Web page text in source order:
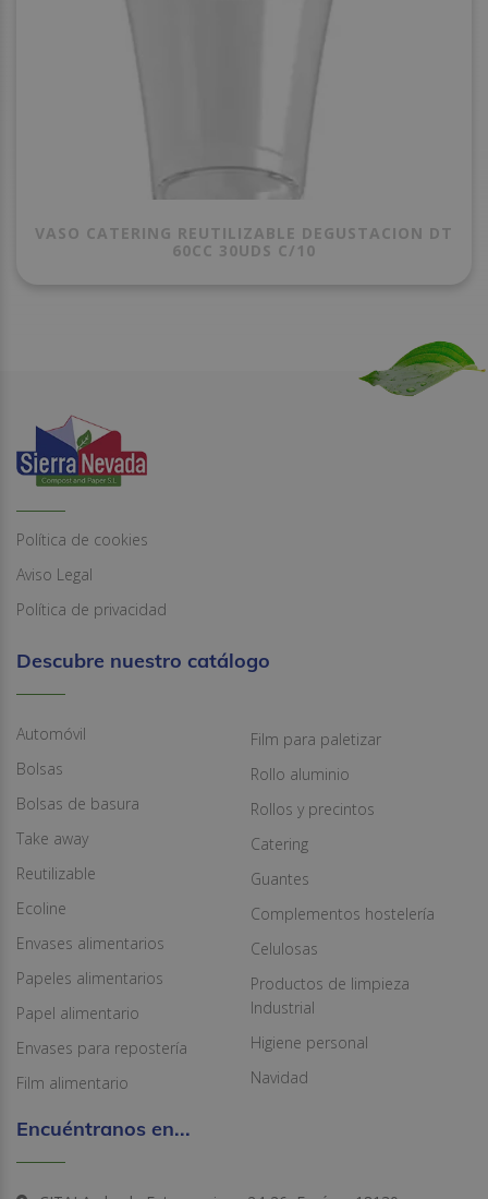
VASO CATERING REUTILIZABLE DEGUSTACION DT
60CC 30UDS C/10
Política de cookies
Aviso Legal
Política de privacidad
Descubre nuestro catálogo
Automóvil
Bolsas
Bolsas de basura
Take away
Reutilizable
Ecoline
Envases alimentarios
Papeles alimentarios
Papel alimentario
Envases para repostería
Film alimentario
Film para paletizar
Rollo aluminio
Rollos y precintos
Catering
Guantes
Complementos hostelería
Celulosas
Productos de limpieza
Industrial
Higiene personal
Navidad
Encuéntranos en...